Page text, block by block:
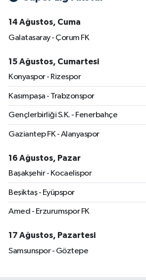
14 Ağustos, Cuma
Galatasaray - Çorum FK
15 Ağustos, Cumartesi
Konyaspor - Rizespor
Kasımpaşa - Trabzonspor
Gençlerbirliği S.K. - Fenerbahçe
Gaziantep FK - Alanyaspor
16 Ağustos, Pazar
Başakşehir - Kocaelispor
Beşiktaş - Eyüpspor
Amed - Erzurumspor FK
17 Ağustos, Pazartesi
Samsunspor - Göztepe